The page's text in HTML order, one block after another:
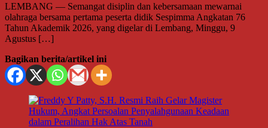
LEMBANG — Semangat disiplin dan kebersamaan mewarnai
olahraga bersama pertama peserta didik Sespimma Angkatan 76
Tahun Akademik 2026, yang digelar di Lembang, Minggu, 9
Agustus […]
Bagikan berita/artikel ini